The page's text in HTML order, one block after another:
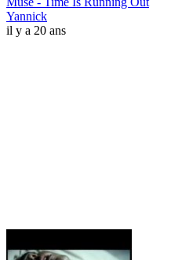
Yannick
il y a 20 ans